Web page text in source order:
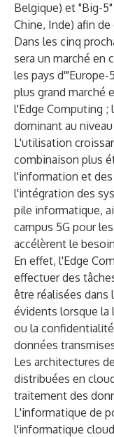
Belgique) et "Big-
Chine, Inde) afin
Dans les cinq
sera un marché en
les pays d'"Europe-
plus grand marché
l'Edge Computing ;
dominant au
L'utilisation
combinaison plus
l'information et
l'intégration des
pile informatique,
campus 5G pour
accélèrent le
En effet, l'Edge
effectuer des
être réalisées dans
évidents lorsque la
ou la
données
Les architectures
distribuées en
traitement des
L'informatique de
l'informatique